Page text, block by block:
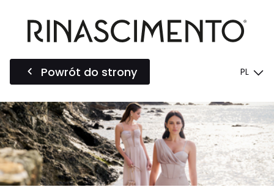
Powrót do strony PL